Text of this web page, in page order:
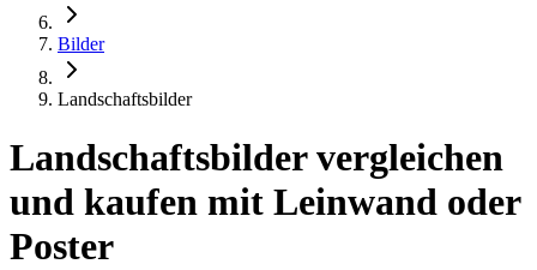
Bilder
Landschaftsbilder
Landschaftsbilder vergleichen
und kaufen mit Leinwand oder
Poster